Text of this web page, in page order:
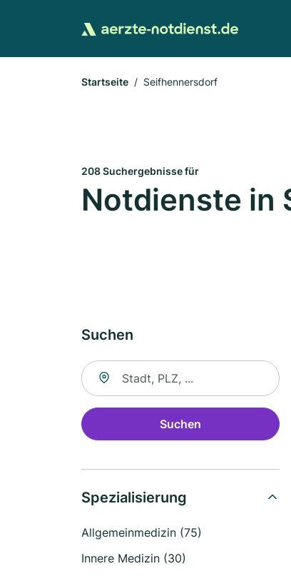
Startseite Seifhennersdorf
208 Suchergebnisse für
Notdienste in
Suchen
Suche nach Ort
Suchen
Spezialisierung
Allgemeinmedizin (75)
Innere Medizin (30)